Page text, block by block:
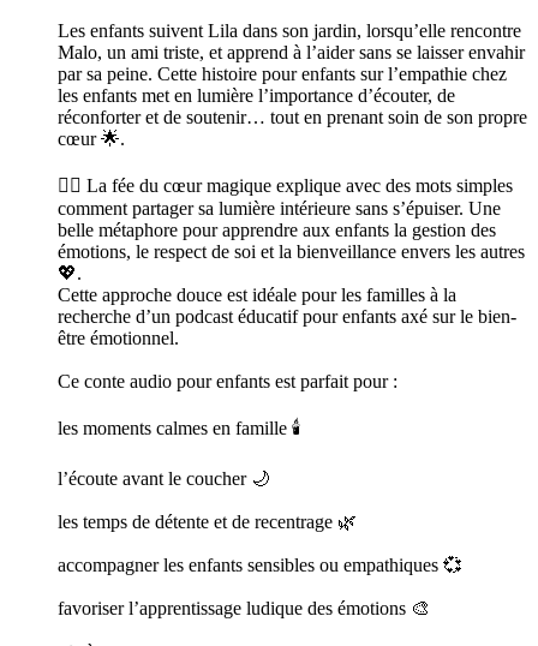
Les enfants suivent Lila dans son jardin, lorsqu’elle rencontre
Malo, un ami triste, et apprend à l’aider sans se laisser envahir
par sa peine. Cette histoire pour enfants sur l’empathie chez
les enfants met en lumière l’importance d’écouter, de
réconforter et de soutenir… tout en prenant soin de son propre
cœur 🌟.
🧚‍♀️ La fée du cœur magique explique avec des mots simples
comment partager sa lumière intérieure sans s’épuiser. Une
belle métaphore pour apprendre aux enfants la gestion des
émotions, le respect de soi et la bienveillance envers les autres
💖.
Cette approche douce est idéale pour les familles à la
recherche d’un podcast éducatif pour enfants axé sur le bien-
être émotionnel.
Ce conte audio pour enfants est parfait pour :
les moments calmes en famille 🕯️
l’écoute avant le coucher 🌙
les temps de détente et de recentrage 🌿
accompagner les enfants sensibles ou empathiques 💞
favoriser l’apprentissage ludique des émotions 🎨